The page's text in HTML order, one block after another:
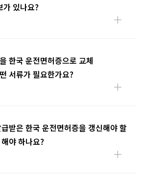
가 있나요?
한국 운전면허증으로 교체
서류가 필요한가요?
받은 한국 운전면허증을 갱신해야 할
야 하나요?